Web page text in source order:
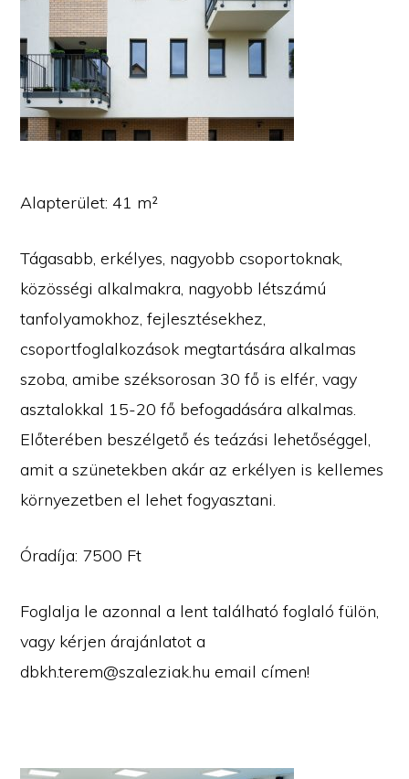
Alapterület: 41 m²
Tágasabb, erkélyes, nagyobb csoportoknak,
közösségi alkalmakra, nagyobb létszámú
tanfolyamokhoz, fejlesztésekhez,
csoportfoglalkozások megtartására alkalmas
szoba, amibe széksorosan 30 fő is elfér, vagy
asztalokkal 15-20 fő befogadására alkalmas.
Előterében beszélgető és teázási lehetőséggel,
amit a szünetekben akár az erkélyen is kellemes
környezetben el lehet fogyasztani.
Óradíja: 7500 Ft
Foglalja le azonnal a lent található foglaló fülön,
vagy kérjen árajánlatot a
dbkh.terem@szaleziak.hu email címen!